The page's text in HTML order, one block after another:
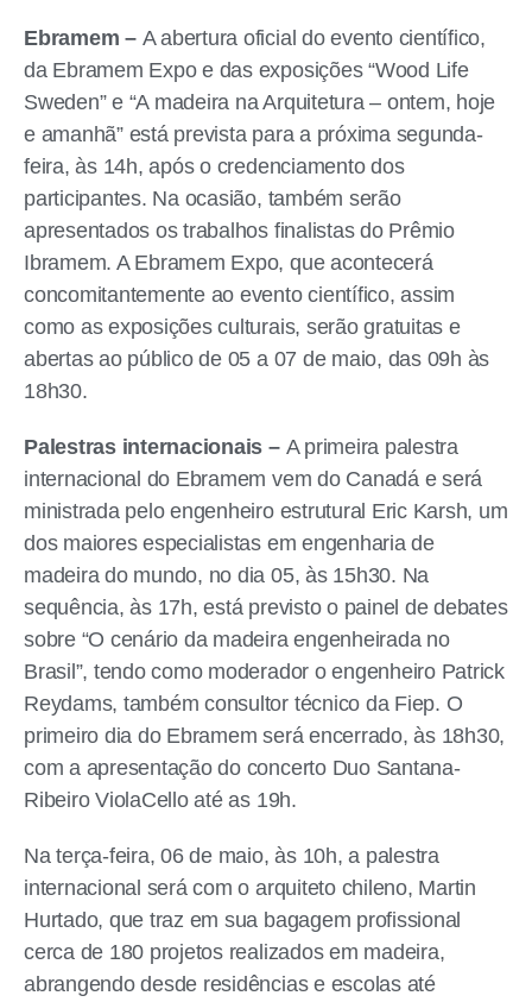
Ebramem – A abertura oficial do evento científico,
da Ebramem Expo e das exposições “Wood Life
Sweden” e “A madeira na Arquitetura – ontem, hoje
e amanhã” está prevista para a próxima segunda-
feira, às 14h, após o credenciamento dos
participantes. Na ocasião, também serão
apresentados os trabalhos finalistas do Prêmio
Ibramem. A Ebramem Expo, que acontecerá
concomitantemente ao evento científico, assim
como as exposições culturais, serão gratuitas e
abertas ao público de 05 a 07 de maio, das 09h às
18h30.
Palestras internacionais – A primeira palestra
internacional do Ebramem vem do Canadá e será
ministrada pelo engenheiro estrutural Eric Karsh, um
dos maiores especialistas em engenharia de
madeira do mundo, no dia 05, às 15h30. Na
sequência, às 17h, está previsto o painel de debates
sobre “O cenário da madeira engenheirada no
Brasil”, tendo como moderador o engenheiro Patrick
Reydams, também consultor técnico da Fiep. O
primeiro dia do Ebramem será encerrado, às 18h30,
com a apresentação do concerto Duo Santana-
Ribeiro ViolaCello até as 19h.
Na terça-feira, 06 de maio, às 10h, a palestra
internacional será com o arquiteto chileno, Martin
Hurtado, que traz em sua bagagem profissional
cerca de 180 projetos realizados em madeira,
abrangendo desde residências e escolas até